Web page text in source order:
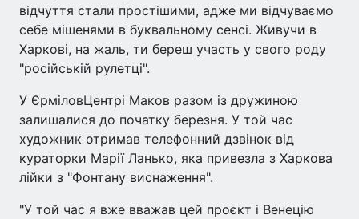
відчуття стали простішими, адже ми відчуваємо
себе мішенями в буквальному сенсі. Живучи в
Харкові, на жаль, ти береш участь у свого роду
"російській рулетці".
У ЄрміловЦентрі Маков разом із дружиною
залишалися до початку березня. У той час
художник отримав телефонний дзвінок від
кураторки Марії Ланько, яка привезла з Харкова
лійки з "Фонтану виснаження".
"У той час я вже вважав цей проєкт і Венецію